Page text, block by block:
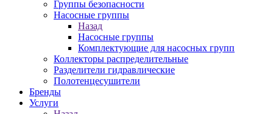
Группы безопасности
Насосные группы
Назад
Насосные группы
Комплектующие для насосных групп
Коллекторы распределительные
Разделители гидравлические
Полотенцесушители
Бренды
Услуги